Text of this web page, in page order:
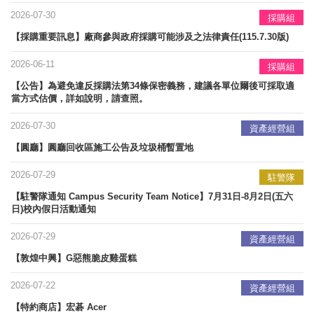
採購組
2026-07-30
【採購重要訊息】廠商參與政府採購可能涉及之法律責任(115.7.30版)
採購組
2026-06-11
【公告】為避免違反採購法第34條保密義務，建議各單位爾後可採取適
當方式估價，詳如說明，請查照。
資產經營組
2026-07-30
【圓廳】圓廳回收區施工公告及垃圾桶暫置地
駐警隊
2026-07-29
【駐警隊通知 Campus Security Team Notice】7月31日-8月2日(五六
日)校內假日活動通知
資產經營組
2026-07-29
【敦煌中興】G惡熊脆皮雞蛋糕
資產經營組
2026-07-22
【特約商店】宏碁 Acer